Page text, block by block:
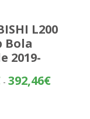
L200
Bola
2019-
- 392,46€Rango